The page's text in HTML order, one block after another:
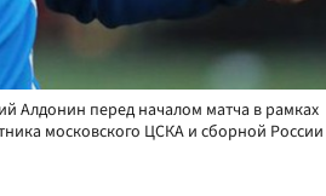
Алдонин перед началом матча в рамках
московского ЦСКА и сборной России